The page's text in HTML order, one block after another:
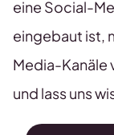
eine Social-
eingebaut ist,
Media-Kanäle
und lass uns